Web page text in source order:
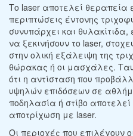
Το laser αποτελεί θεραπεία
περιπτώσεις έντονης
συνυπάρχει και
να ξεκινήσουν το laser,
στην ολική εξάλειψη της
θώρακας ή οι μασχάλες.
ότι η αντίσταση που
υψηλών επιδόσεων σε
ποδηλασία ή στίβο αποτελεί
αποτρίχωση με laser.
Οι περιοχές που επιλέγουν